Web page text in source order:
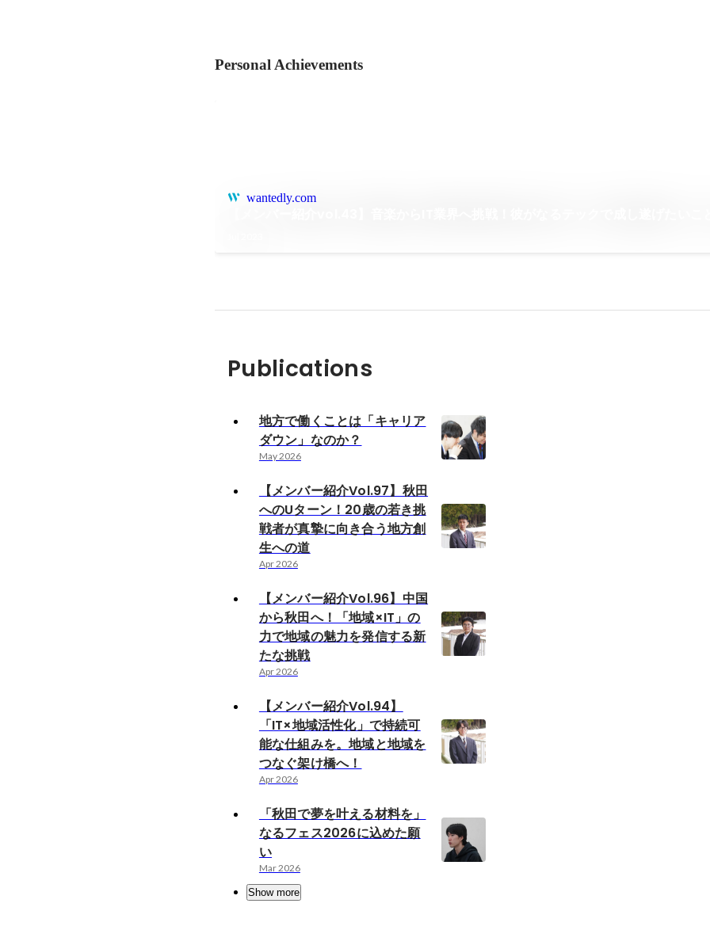
Personal Achievements
wantedly.com
Publications
地方で働くことは「キャリア
ダウン」なのか？
May 2026
【メンバー紹介Vol.97】秋田
へのUターン！20歳の若き挑
戦者が真摯に向き合う地方創
生への道
Apr 2026
【メンバー紹介Vol.96】中国
から秋田へ！「地域×IT」の
力で地域の魅力を発信する新
たな挑戦
Apr 2026
【メンバー紹介Vol.94】
「IT×地域活性化」で持続可
能な仕組みを。地域と地域を
つなぐ架け橋へ！
Apr 2026
「秋田で夢を叶える材料を」
なるフェス2026に込めた願
い
Mar 2026
Show more